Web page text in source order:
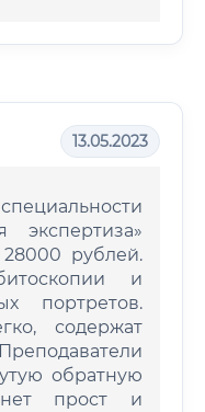
13.05.2023
экспертиза»
рублей.
и
портретов.
содержат
обратную
прост и